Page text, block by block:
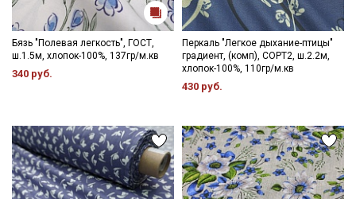
Бязь "Полевая легкость", ГОСТ,
ш.1.5м, хлопок-100%, 137гр/м.кв
340 руб.
Перкаль "Легкое дыхание-птицы"
градиент, (комп), СОРТ2, ш.2.2м,
хлопок-100%, 110гр/м.кв
430 руб.